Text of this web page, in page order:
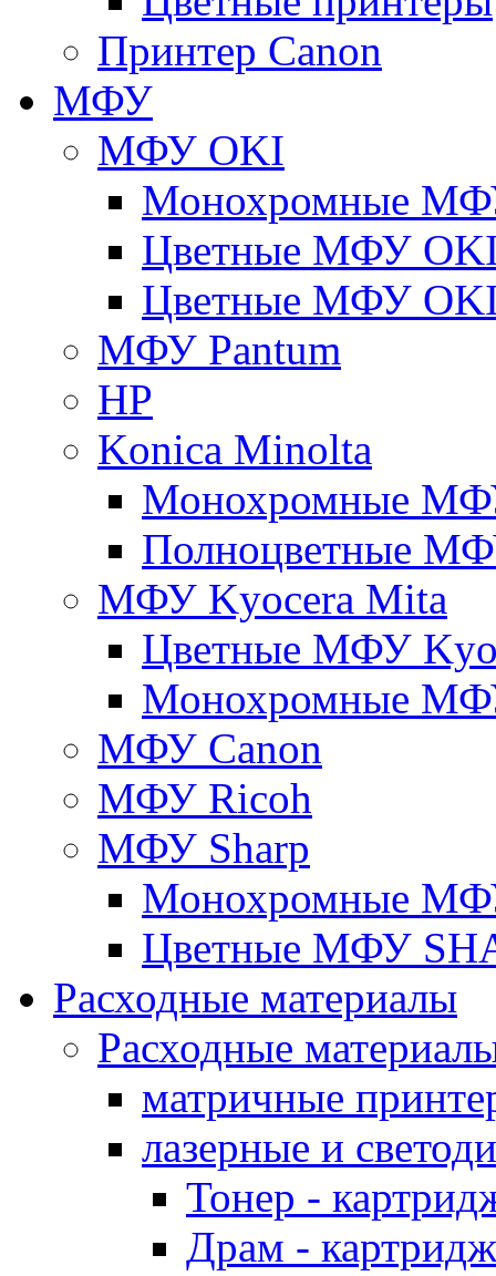
Принтер Canon
МФУ
МФУ OKI
Монохромные
Цветные МФУ
Цветные МФУ
МФУ Pantum
HP
Konica Minolta
Монохромные
Полноцветные
МФУ Kyocera Mita
Цветные МФУ
Монохромные
МФУ Canon
МФУ Ricoh
МФУ Sharp
Монохромные
Цветные МФУ
Расходные материалы
Расходные
матричные
лазерные и
Тонер -
Драм -